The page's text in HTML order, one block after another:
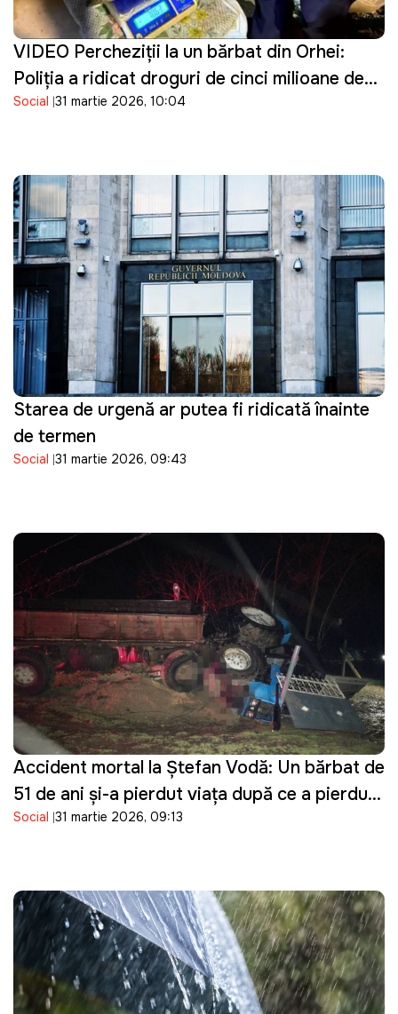
VIDEO Percheziţii la un bărbat din Orhei:
Poliţia a ridicat droguri de cinci milioane de
lei
Social 31 martie 2026, 10:04
Starea de urgență ar putea fi ridicată înainte
de termen
Social 31 martie 2026, 09:43
Accident mortal la Ștefan Vodă: Un bărbat de
51 de ani și-a pierdut viața după ce a pierdut
controlul asupra tractorului pe care îl
Social 31 martie 2026, 09:13